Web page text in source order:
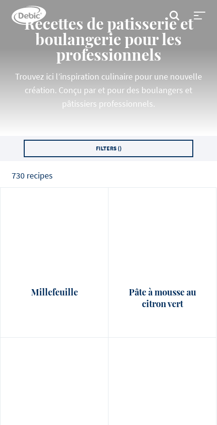
main
RECHERCHER
Recettes de patisserie et
boulangerie pour les
professionnels
Trouvez ici l’inspiration culinaire pour une nouvelle
création. Conçu par et pour des boulangers et
pâtissiers professionnels.
FILTERS ()
730 recipes
Millefeuille
Pâte à mousse au
citron vert